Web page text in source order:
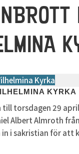
Kyrka
KYRKA
till torsdagen 29
Albert Almroth
in i sakristian för att